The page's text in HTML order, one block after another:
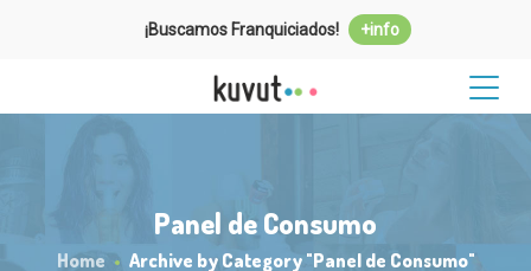
¡Buscamos Franquiciados! +info
Panel de Consumo
Home Archive by Category "Panel de Consumo"